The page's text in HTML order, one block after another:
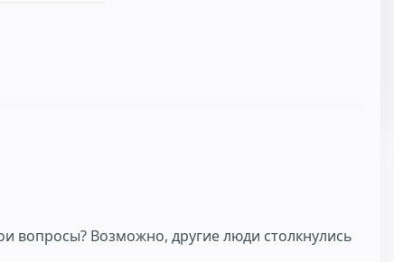
вопросы? Возможно, другие люди столкнулись